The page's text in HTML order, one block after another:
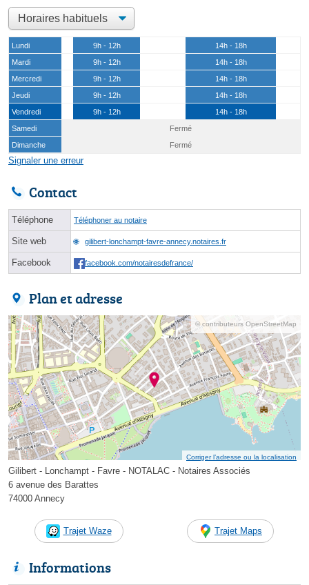
Lundi 9h - 12h
14h - 18h
Mardi
9h - 12h
14h - 18h
Mercredi
9h - 12h
14h - 18h
Jeudi
9h - 12h
14h - 18h
Vendredi
9h - 12h
14h - 18h
Samedi
Fermé
Dimanche
Fermé
Signaler une erreur
Contact
Téléphone Téléphoner au notaire
Site web gilibert-lonchampt-favre-annecy.notaires.fr
Facebook facebook.com/notairesdefrance/
Plan et adresse
© contributeurs OpenStreetMap
Corriger l’adresse ou la localisation
Gilibert - Lonchampt - Favre - NOTALAC - Notaires Associés
6 avenue des Barattes
74000 Annecy
Trajet Waze Trajet Maps
Informations